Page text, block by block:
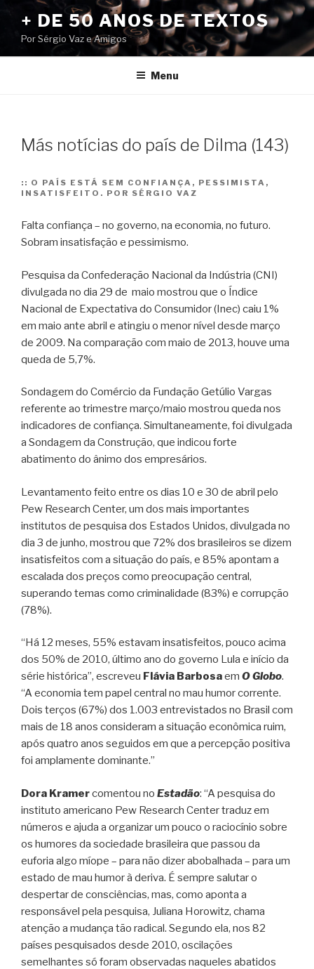
conteúdo
+ DE 50 ANOS DE TEXTOS
Por Sérgio Vaz e Amigos
Menu
Más notícias do país de Dilma (143)
:: O PAÍS ESTÁ SEM CONFIANÇA, PESSIMISTA,
INSATISFEITO. POR SÉRGIO VAZ
Falta confiança – no governo, na economia, no futuro.
Sobram insatisfação e pessimismo.
Pesquisa da Confederação Nacional da Indústria (CNI)
divulgada no dia 29 de maio mostrou que o Índice
Nacional de Expectativa do Consumidor (Inec) caiu 1%
em maio ante abril e atingiu o menor nível desde março
de 2009. Na comparação com maio de 2013, houve uma
queda de 5,7%.
Sondagem do Comércio da Fundação Getúlio Vargas
referente ao trimestre março/maio mostrou queda nos
indicadores de confiança. Simultaneamente, foi divulgada
a Sondagem da Construção, que indicou forte
abatimento do ânimo dos empresários.
Levantamento feito entre os dias 10 e 30 de abril pelo
Pew Research Center, um dos mais importantes
institutos de pesquisa dos Estados Unidos, divulgada no
dia 3 de junho, mostrou que 72% dos brasileiros se dizem
insatisfeitos com a situação do país, e 85% apontam a
escalada dos preços como preocupação central,
superando temas como criminalidade (83%) e corrupção
(78%).
“Há 12 meses, 55% estavam insatisfeitos, pouco acima
dos 50% de 2010, último ano do governo Lula e início da
série histórica”, escreveu Flávia Barbosaem O Globo.
“A economia tem papel central no mau humor corrente.
Dois terços (67%) dos 1.003 entrevistados no Brasil com
mais de 18 anos consideram a situação econômica ruim,
após quatro anos seguidos em que a percepção positiva
foi amplamente dominante.”
Dora Kramercomentou no Estadão: “A pesquisa do
instituto americano Pew Research Center traduz em
números e ajuda a organizar um pouco o raciocínio sobre
os humores da sociedade brasileira que passou da
euforia algo míope – para não dizer abobalhada – para um
estado de mau humor à deriva. É sempre salutar o
despertar de consciências, mas, como aponta a
responsável pela pesquisa, Juliana Horowitz, chama
atenção a mudança tão radical. Segundo ela, nos 82
países pesquisados desde 2010, oscilações
semelhantes só foram observadas naqueles abatidos